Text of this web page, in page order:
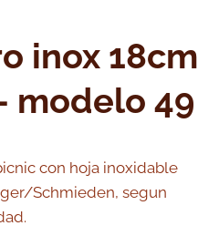
inox 18cm
modelo 49
con hoja inoxidable
Schmieden, segun